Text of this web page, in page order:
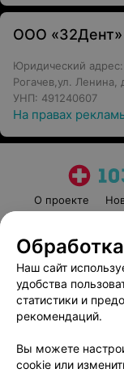
ООО «32Дент»
Юридический адрес:
Рогачев,ул. Ленина,
УНП: 491240607
На правах
О проекте
Наш сайт
удобства
статистики и
рекомендаций.
Вы можете
cookie или